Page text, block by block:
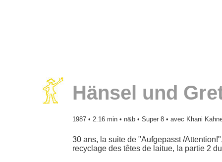
Hänsel und
1987 • 2.16 min • n&b • Super 8 • avec Khani
30 ans, la suite de "Aufgepasst /
recyclage des têtes de laitue, la partie 2